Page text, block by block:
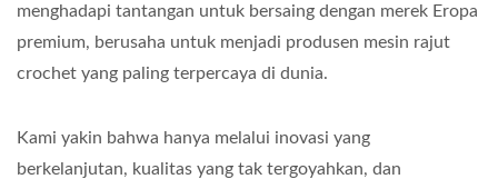
menghadapi tantangan untuk bersaing dengan merek Eropa
premium, berusaha untuk menjadi produsen mesin rajut
crochet yang paling terpercaya di dunia.
Kami yakin bahwa hanya melalui inovasi yang
berkelanjutan, kualitas yang tak tergoyahkan, dan